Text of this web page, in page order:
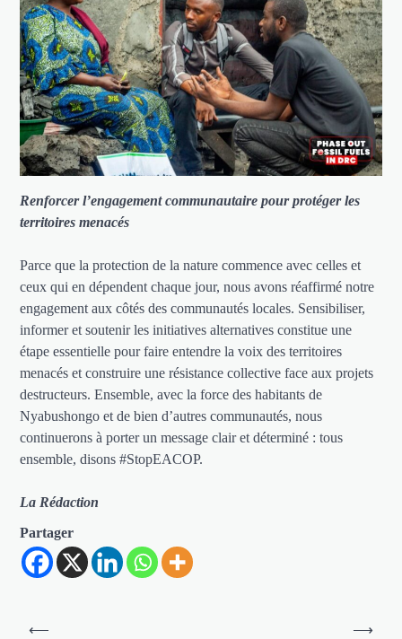
Renforcer l’engagement communautaire pour protéger les
territoires menacés
Parce que la protection de la nature commence avec celles et
ceux qui en dépendent chaque jour, nous avons réaffirmé notre
engagement aux côtés des communautés locales. Sensibiliser,
informer et soutenir les initiatives alternatives constitue une
étape essentielle pour faire entendre la voix des territoires
menacés et construire une résistance collective face aux projets
destructeurs. Ensemble, avec la force des habitants de
Nyabushongo et de bien d’autres communautés, nous
continuerons à porter un message clair et déterminé : tous
ensemble, disons #StopEACOP.
La Rédaction
Partager
Navigation
⟵
⟶